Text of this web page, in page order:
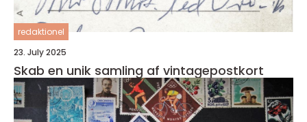
redaktionel
23. July 2025
Skab en unik samling af vintagepostkort